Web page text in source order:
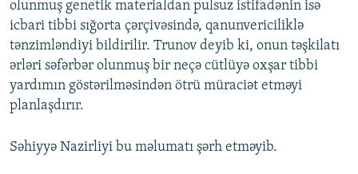
olunmuş genetik materialdan pulsuz istifadənin isə
icbari tibbi sığorta çərçivəsində, qanunvericiliklə
tənzimləndiyi bildirilir. Trunov deyib ki, onun təşkilatı
ərləri səfərbər olunmuş bir neçə cütlüyə oxşar tibbi
yardımın göstərilməsindən ötrü müraciət etməyi
planlaşdırır.
Səhiyyə Nazirliyi bu məlumatı şərh etməyib.